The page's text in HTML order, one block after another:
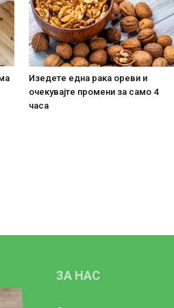
Изедете една рака ореви и
очекувајте промени за само 4
часа
ЗА НАС